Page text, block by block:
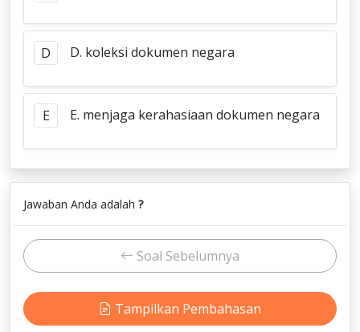
D D. koleksi dokumen negara
E E. menjaga kerahasiaan dokumen negara
Jawaban Anda adalah ?
Soal Sebelumnya
Tampilkan Pembahasan